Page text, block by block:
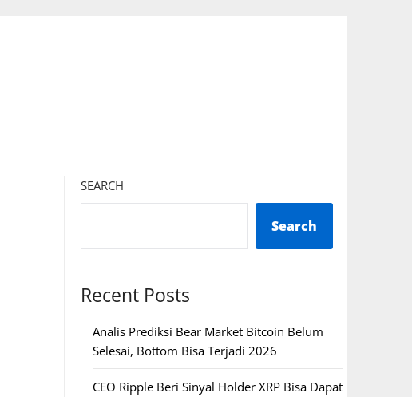
SEARCH
Search
Recent Posts
Analis Prediksi Bear Market Bitcoin Belum
Selesai, Bottom Bisa Terjadi 2026
CEO Ripple Beri Sinyal Holder XRP Bisa Dapat